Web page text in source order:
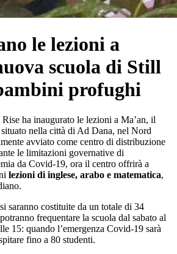
le lezioni a
scuola di Still
profughi
ha inaugurato le lezioni a Ma’an, il
nella città di Ad Dana, nel Nord
avviato come centro di distribuzione
le limitazioni governative di
da Covid-19, ora il centro offrirà a
lezioni di inglese, arabo e matematica,
saranno costituite da un totale di 34
frequentare la scuola dal sabato al
15: quando l’emergenza Covid-19 sarà
fino a 80 studenti.